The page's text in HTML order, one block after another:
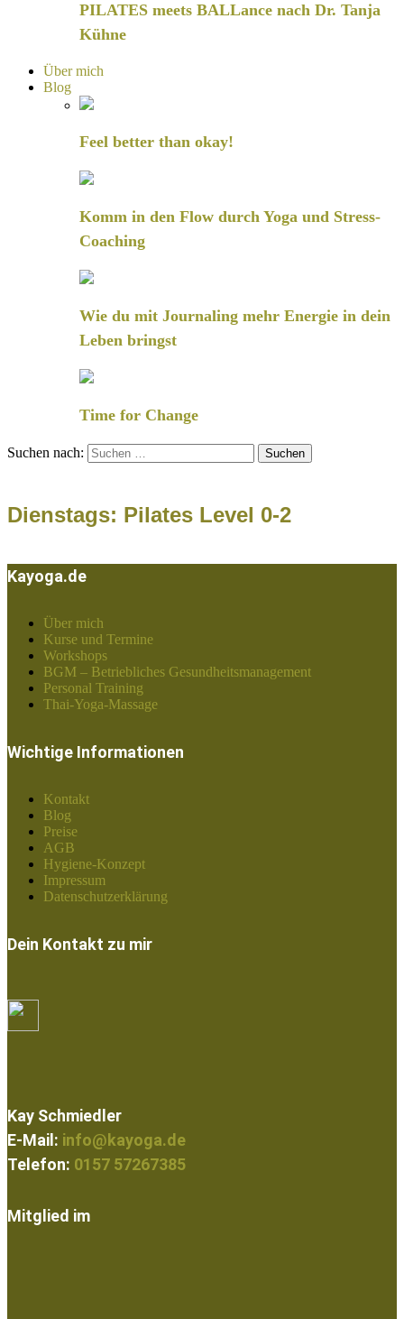
PILATES meets BALLance nach Dr. Tanja
Kühne
Über mich
Blog
Feel better than okay!
Komm in den Flow durch Yoga und Stress-
Coaching
Wie du mit Journaling mehr Energie in dein
Leben bringst
Time for Change
Suchen nach:
Dienstags: Pilates Level 0-2
Kayoga.de
Über mich
Kurse und Termine
Workshops
BGM – Betriebliches Gesundheitsmanagement
Personal Training
Thai-Yoga-Massage
Wichtige Informationen
Kontakt
Blog
Preise
AGB
Hygiene-Konzept
Impressum
Datenschutzerklärung
Dein Kontakt zu mir
Kay Schmiedler
E-Mail: info@kayoga.de
Telefon: 0157 57267385
Mitglied im